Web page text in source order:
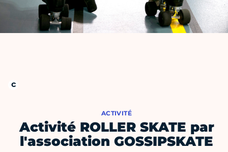
ACTIVITÉ
Activité ROLLER SKATE par
l'association GOSSIPSKATE